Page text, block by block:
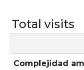
Total visits
Complejidad